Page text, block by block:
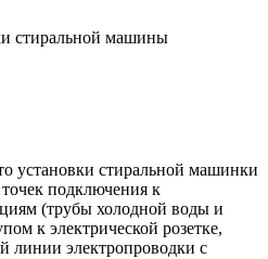
стиральной машины
установки стиральной машинки
подключения к
(трубы холодной воды и
к электрической розетке,
линии электропроводки с